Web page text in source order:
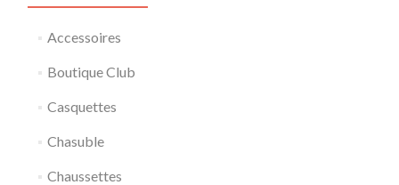
Accessoires
Boutique Club
Casquettes
Chasuble
Chaussettes